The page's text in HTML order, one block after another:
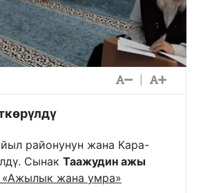
районунун жана Кара-
Сынак Таажудин ажы
«Ажылык жана умра»